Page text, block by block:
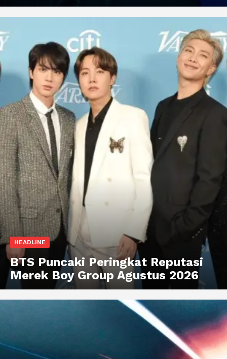
HEADLINE
BTS Puncaki Peringkat Reputasi
Merek Boy Group Agustus 2026